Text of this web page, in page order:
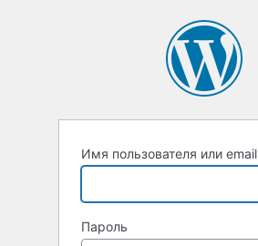
Имя пользователя или email
Пароль